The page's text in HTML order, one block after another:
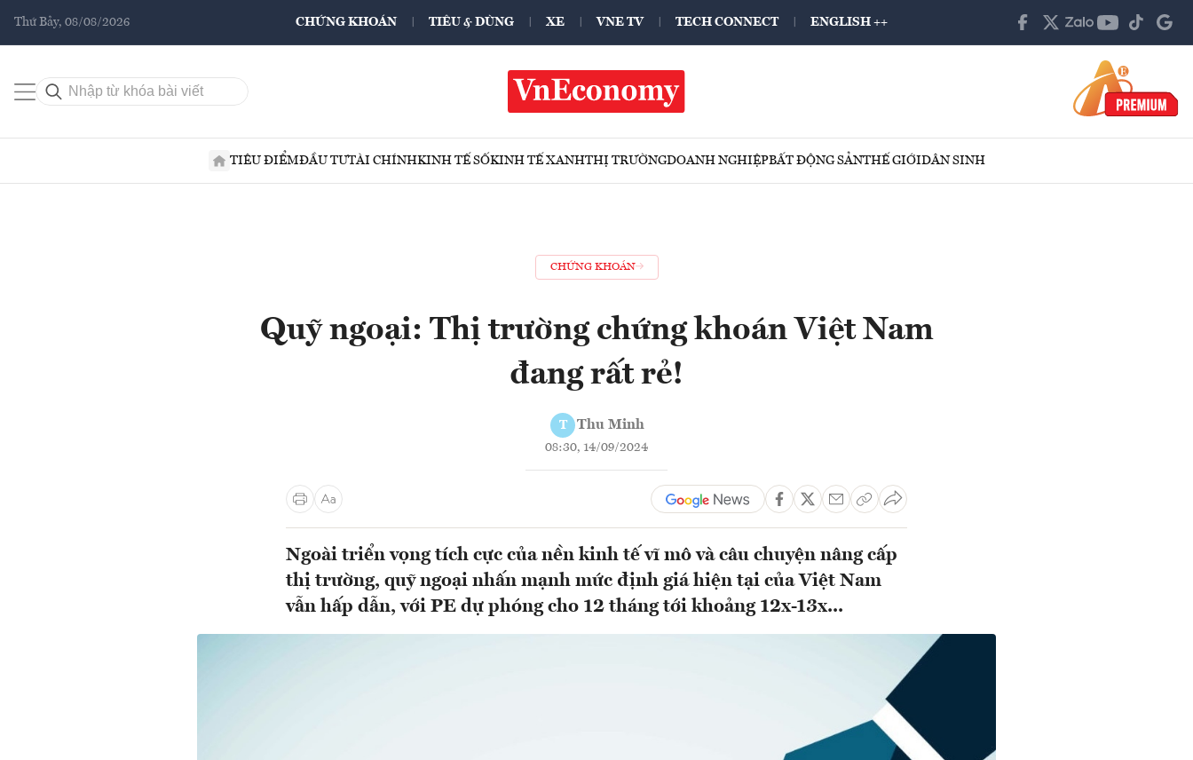
Thứ Bảy, 08/08/2026 CHỨNG KHOÁN TIÊU & DÙNG XE VNE TV TECH CONNECT ENGLISH ++
TIÊU ĐIỂMĐẦU TƯTÀI CHÍNHKINH TẾ SỐKINH TẾ XANHTHỊ TRƯỜNGDOANH NGHIỆPBẤT ĐỘNG SẢNTHẾ GIỚIDÂN SINH
CHỨNG KHOÁN
Quỹ ngoại: Thị trường chứng khoán Việt Nam
đang rất rẻ!
T Thu Minh
08:30, 14/09/2024
Ngoài triển vọng tích cực của nền kinh tế vĩ mô và câu chuyện nâng cấp
thị trường, quỹ ngoại nhấn mạnh mức định giá hiện tại của Việt Nam
vẫn hấp dẫn, với PE dự phóng cho 12 tháng tới khoảng 12x-13x...